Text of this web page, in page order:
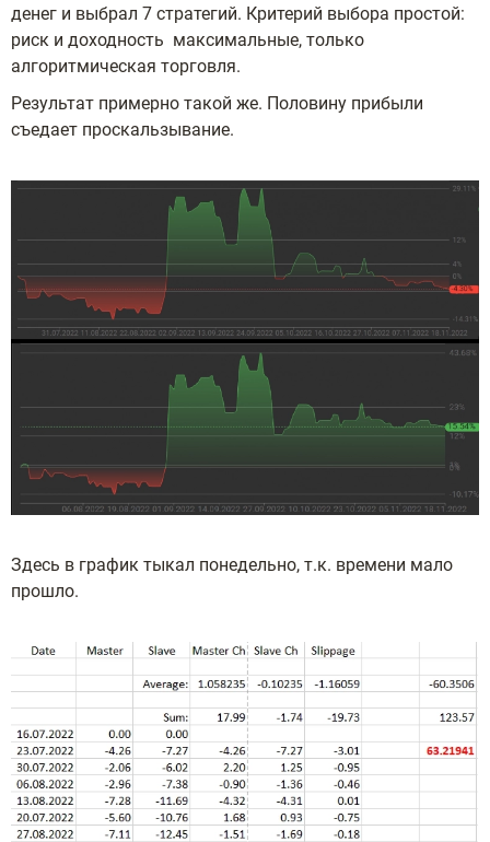
денег и выбрал 7 стратегий. Критерий выбора простой:
риск и доходность максимальные, только
алгоритмическая торговля.
Результат примерно такой же. Половину прибыли
съедает проскальзывание.
Здесь в график тыкал понедельно, т.к. времени мало
прошло.